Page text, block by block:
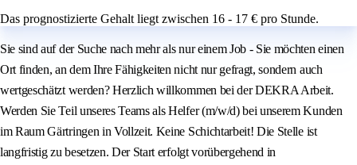
Das prognostizierte Gehalt liegt zwischen 16 - 17 € pro Stunde.
Sie sind auf der Suche nach mehr als nur einem Job - Sie möchten einen
Ort finden, an dem Ihre Fähigkeiten nicht nur gefragt, sondern auch
wertgeschätzt werden? Herzlich willkommen bei der DEKRA Arbeit.
Werden Sie Teil unseres Teams als Helfer (m/w/d) bei unserem Kunden
im Raum Gärtringen in Vollzeit. Keine Schichtarbeit! Die Stelle ist
langfristig zu besetzen. Der Start erfolgt vorübergehend in